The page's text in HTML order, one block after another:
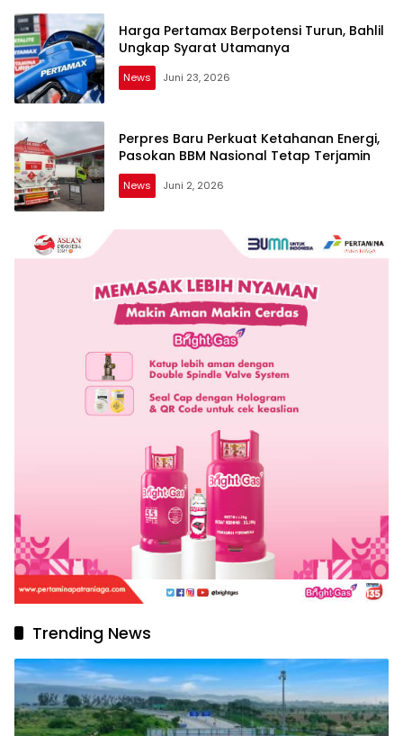
Harga Pertamax Berpotensi Turun, Bahlil
Ungkap Syarat Utamanya
News Juni 23, 2026
Perpres Baru Perkuat Ketahanan Energi,
Pasokan BBM Nasional Tetap Terjamin
News Juni 2, 2026
Trending News